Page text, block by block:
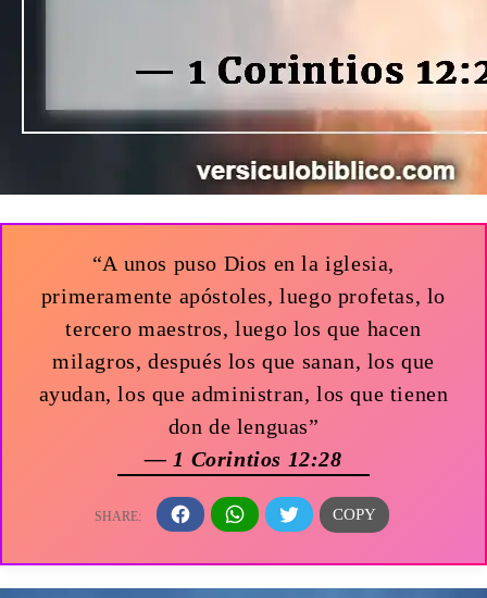
“A unos puso Dios en la iglesia,
primeramente apóstoles, luego profetas, lo
tercero maestros, luego los que hacen
milagros, después los que sanan, los que
ayudan, los que administran, los que tienen
don de lenguas”
— 1 Corintios 12:28